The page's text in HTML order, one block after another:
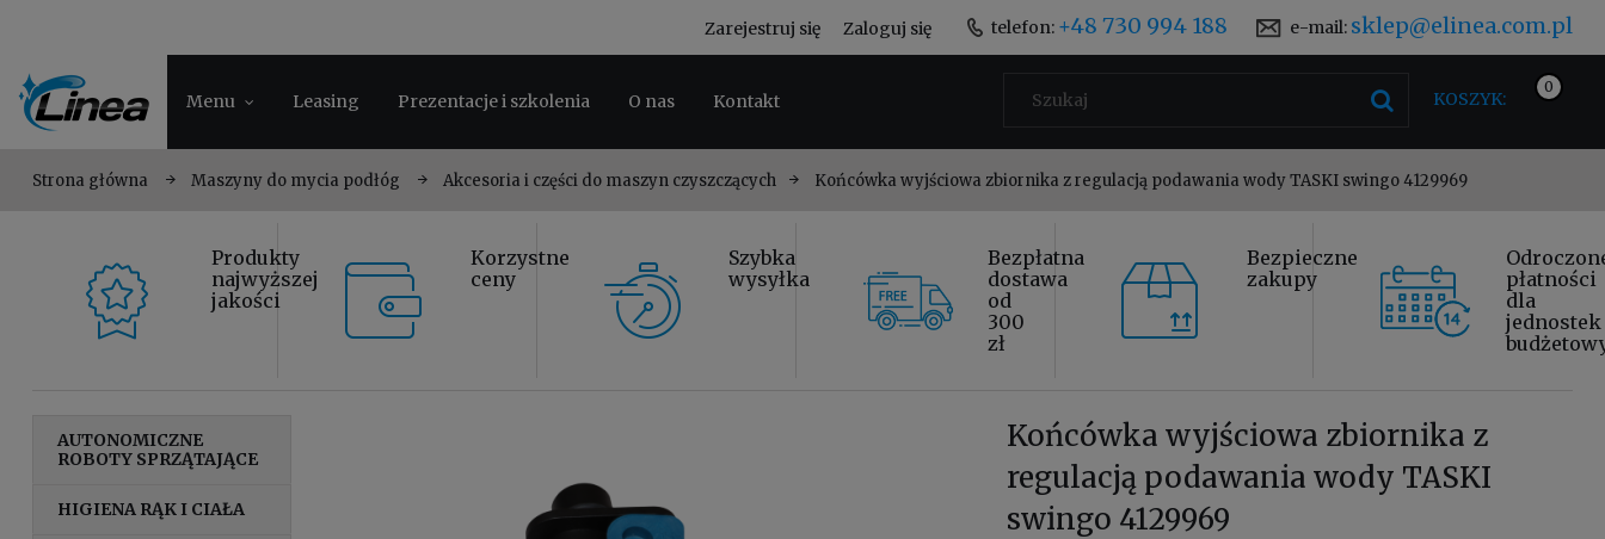
telefon: +48 730 994 188 e-mail: sklep@elinea.com.pl
Zarejestruj się Zaloguj się
Menu Leasing Prezentacje i szkolenia O nas Kontakt KOSZYK:
Strona główna Maszyny do mycia podłóg Akcesoria i części do maszyn czyszczących Końcówka wyjściowa zbiornika z regulacją podawania wody TASKI swingo 4129969
Produkty
najwyższej
jakości
Korzystne
ceny
Szybka
wysyłka
Bezpłatna
dostawa
od
300
zł
Bezpieczne
zakupy
płatności
dla
jednostek
AUTONOMICZNE
ROBOTY SPRZĄTAJĄCE
HIGIENA RĄK I CIAŁA
Końcówka wyjściowa zbiornika z
regulacją podawania wody TASKI
swingo 4129969